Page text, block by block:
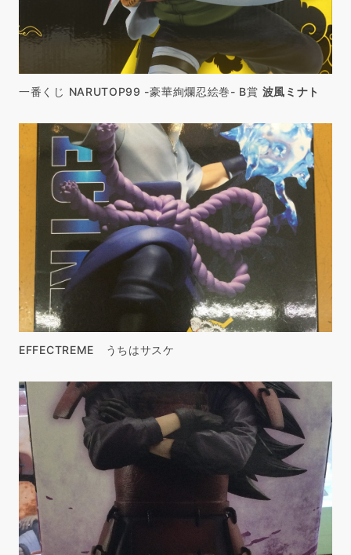
一番くじ NARUTOP99 -豪華絢爛忍絵巻- B賞 波風ミナト
EFFECTREME うちはサスケ